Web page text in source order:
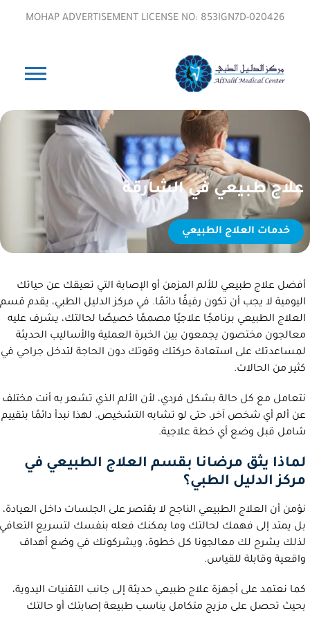
MOHAP ADVERTISEMENT LICENSE NO: 853IGN7D-020426
علاج طبيعي في الشارقة
خدمات العلاج الطبيعي
أفضل علاج طبيعي للألم المزمن أو الإصابة التي تعيقك عن حياتك
اليومية لا يجب أن تكون رفيقًا دائمًا. في مركز الدليل الطبي، يقدم قسم
العلاج الطبيعي برنامجًا علاجيًا مصممًا خصيصًا لحالتك، يشرف عليه
معالجون مختصون يجمعون بين الخبرة العملية والأساليب الحديثة
لمساعدتك على استعادة حركتك وقوتك دون الحاجة لتدخل جراحي في
كثير من الحالات.
نتعامل مع كل حالة بشكل فردي، لأن الألم الذي تشعر به أنت مختلف
عن ألم أي شخص آخر، حتى لو تشابه التشخيص. لهذا نبدأ دائمًا بتقييم
شامل قبل وضع أي خطة علاجية.
لماذا يثق مرضانا بقسم العلاج الطبيعي في
مركز الدليل الطبي؟
نؤمن أن العلاج الطبيعي الناجح لا يقتصر على الجلسات داخل العيادة،
بل يمتد إلى فهمك لحالتك وما يمكنك فعله بنفسك لتسريع
لذلك يشرح لك معالجونا كل خطوة، ويشركونك في وضع أهداف
واقعية وقابلة للقياس.
كما نعتمد على أجهزة علاج طبيعي حديثة إلى جانب التقنيات اليدوية،
بحيث تحصل على مزيج متكامل يناسب طبيعة إصابتك أو حالتك